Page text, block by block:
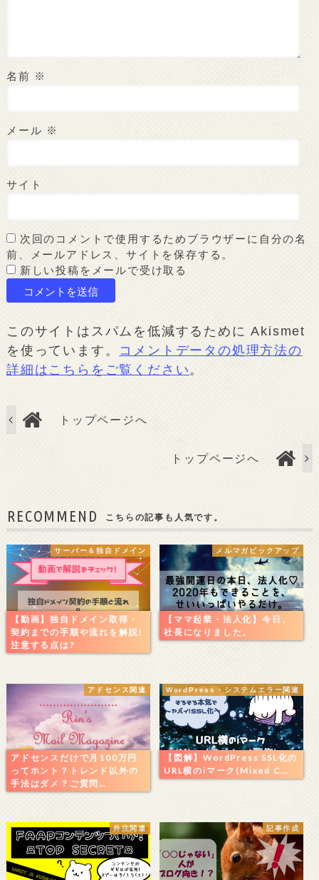
名前 ※
メール ※
サイト
次回のコメントで使用するためブラウザーに自分の名
前、メールアドレス、サイトを保存する。
新しい投稿をメールで受け取る
このサイトはスパムを低減するために Akismet
を使っています。 コメントデータの処理方法の
詳細はこちらをご覧ください 。
トップページへ
トップページへ
RECOMMEND こちらの記事も人気です。
サーバー＆独自ドメイン
【動画】独自ドメイン取得・
契約までの手順や流れを解説!
注意する点は?
メルマガピックアップ
【ママ起業・法人化】今日、
社長になりました。
アドセンス関連
アドセンスだけで月100万円
ってホント？トレンド以外の
手法はダメ？ご質問…
WordPress・システムエラー関連
【図解】WordPress SSL化の
URL横のiマーク(Mixed C…
外注関連 記事作成